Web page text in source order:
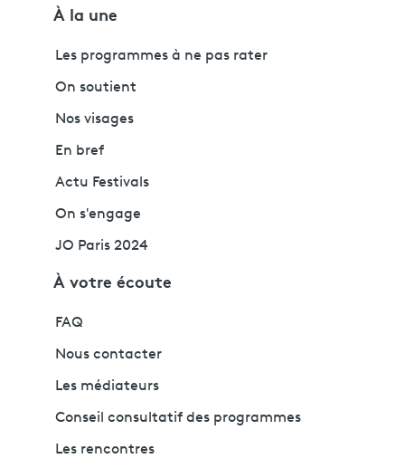
À la une
Les programmes à ne pas rater
On soutient
Nos visages
En bref
Actu Festivals
On s'engage
JO Paris 2024
À votre écoute
FAQ
Nous contacter
Les médiateurs
Conseil consultatif des programmes
Les rencontres